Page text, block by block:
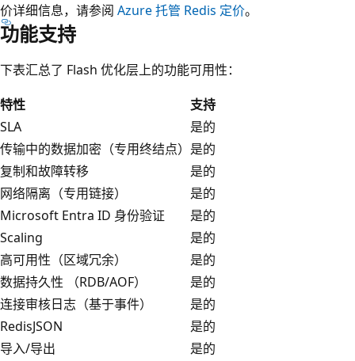
价详细信息，请参阅 Azure 托管 Redis 定价。
功能支持
下表汇总了 Flash 优化层上的功能可用性：
特性
支持
SLA
是的
传输中的数据加密（专用终结点） 是的
复制和故障转移
是的
网络隔离（专用链接）
是的
Microsoft Entra ID 身份验证
是的
Scaling
是的
高可用性（区域冗余）
是的
数据持久性 （RDB/AOF）
是的
连接审核日志（基于事件）
是的
RedisJSON
是的
导入/导出
是的